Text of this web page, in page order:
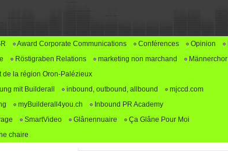
Award Corporate Communications Conférences Opinion
Röstigraben Relations marketing non marchand
Männerchor
de la région Oron-Palézieux
mit Builderall inbound, outbound, allbound
mjccd.com
myBuilderall4you.ch
Inbound PR Academy
SmartVideo Glânennuaire
Ça Glâne Pour Moi
chaire